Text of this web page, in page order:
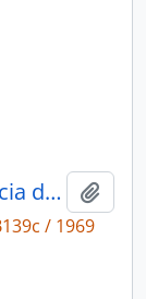
Compêndio das eras da Província do Pará
/ 1969